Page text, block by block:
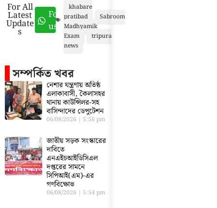
For All
Latest
Update
s
Follow
us
khabare
pratibad
Sabroom
Madhyamik
Exam
tripura
news
সম্পর্কিত খবর
নেশার যন্ত্রণায় অতিষ্ঠ
এলাকাবাসী, কৈলাসহর
থানায় কাউন্সিলর-সহ
বাসিন্দাদের ডেপুটেশন
06/08/2026 5:56 pm
জাতীয় সড়ক সংস্কারের
দাবিতে
এনএইচআইডিসিএল
দপ্তরের সামনে
সিপিআই(এম)-এর
গণবিক্ষোভ
06/08/2026 5:54 pm